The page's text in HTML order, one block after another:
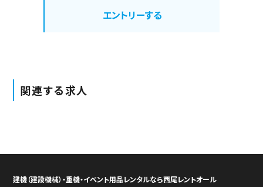
エントリーする
関連する求人
建機（建設機械）・重機・イベント用品レンタルなら西尾レントオール